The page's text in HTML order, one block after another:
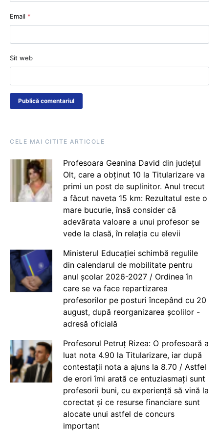
Email *
Sit web
CELE MAI CITITE ARTICOLE
Profesoara Geanina David din județul
Olt, care a obținut 10 la Titularizare va
primi un post de suplinitor. Anul trecut
a făcut naveta 15 km: Rezultatul este o
mare bucurie, însă consider că
adevărata valoare a unui profesor se
vede la clasă, în relația cu elevii
Ministerul Educației schimbă regulile
din calendarul de mobilitate pentru
anul școlar 2026-2027 / Ordinea în
care se va face repartizarea
profesorilor pe posturi începând cu 20
august, după reorganizarea școlilor -
adresă oficială
Profesorul Petruț Rizea: O profesoară a
luat nota 4.90 la Titularizare, iar după
contestații nota a ajuns la 8.70 / Astfel
de erori îmi arată ce entuziasmați sunt
profesorii buni, cu experiență să vină la
corectat și ce resurse financiare sunt
alocate unui astfel de concurs
important